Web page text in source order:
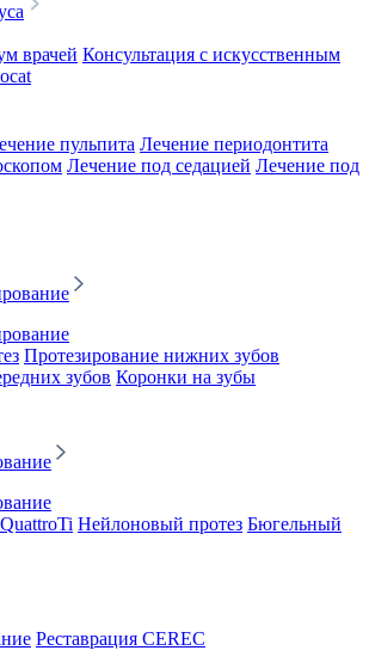
врачей Консультация с искусственным
пульпита Лечение периодонтита
Лечение под седацией Лечение под
Протезирование нижних зубов
зубов Коронки на зубы
QuattroTi Нейлоновый протез Бюгельный
Реставрация CEREC